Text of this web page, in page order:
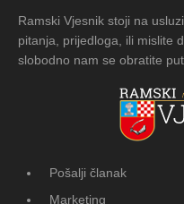
Ramski Vjesnik stoji na
pitanja, prijedloga, ili mislite
slobodno nam se obratite
Pošalji članak
Marketing